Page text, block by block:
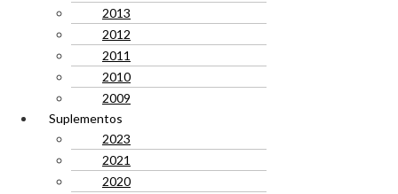
2013
2012
2011
2010
2009
Suplementos
2023
2021
2020